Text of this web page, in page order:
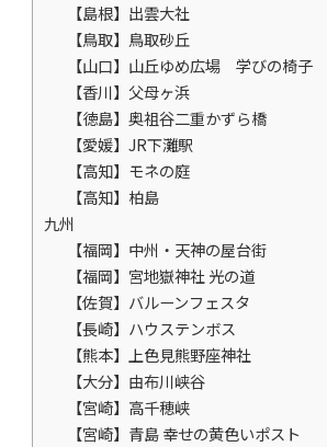
【島根】出雲大社
【鳥取】鳥取砂丘
【山口】山丘ゆめ広場 学びの椅子
【香川】父母ヶ浜
【徳島】奥祖谷二重かずら橋
【愛媛】JR下灘駅
【高知】モネの庭
【高知】柏島
九州
【福岡】中州・天神の屋台街
【福岡】宮地嶽神社 光の道
【佐賀】バルーンフェスタ
【長崎】ハウステンボス
【熊本】上色見熊野座神社
【大分】由布川峡谷
【宮崎】高千穂峡
【宮崎】青島 幸せの黄色いポスト